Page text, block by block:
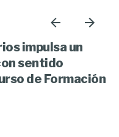
impulsa un
sentido
de Formación